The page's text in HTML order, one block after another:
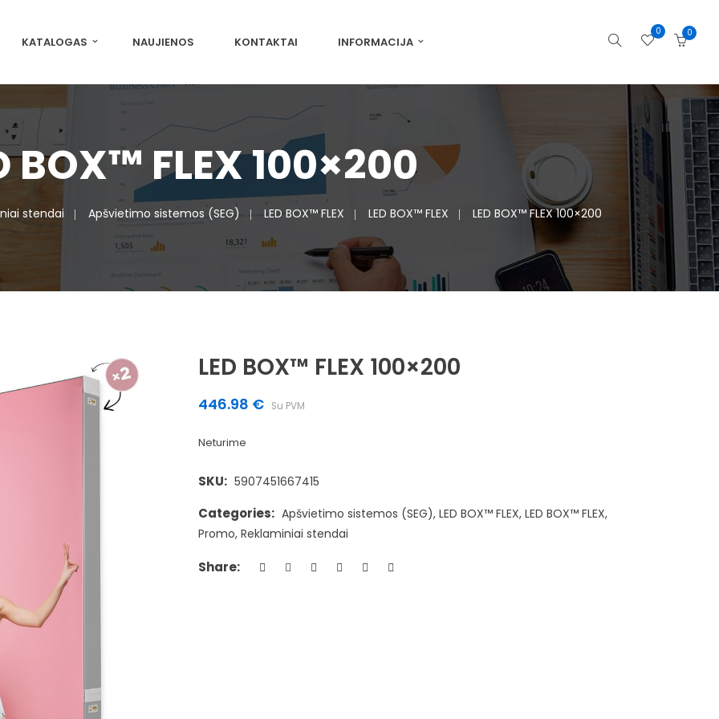
KATALOGAS NAUJIENOS KONTAKTAI INFORMACIJA
0 0
BOX™ FLEX 100×200
stendai Apšvietimo sistemos (SEG) LED BOX™ FLEX LED BOX™ FLEX LED BOX™ FLEX 100×200
LED BOX™ FLEX 100×200
446.98 € Su PVM
Neturime
SKU: 5907451667415
Categories: Apšvietimo sistemos (SEG), LED BOX™ FLEX, LED BOX™ FLEX,
Promo, Reklaminiai stendai
Share: